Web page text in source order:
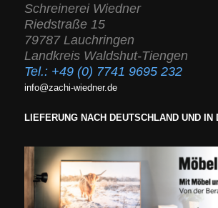
Schreinerei Wiedner
Riedstraße 15
79787 Lauchringen
Landkreis Waldshut-Tiengen
Tel.: +49 (0) 7741 9695 232
info@zachi-wiedner.de
LIEFERUNG NACH DEUTSCHLAND UND IN